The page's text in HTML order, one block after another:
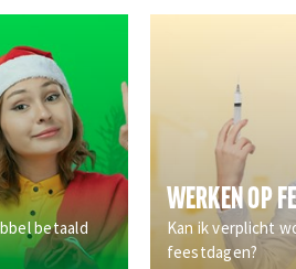
betaald
WERKEN OP
Kan ik verplicht
feestdagen?